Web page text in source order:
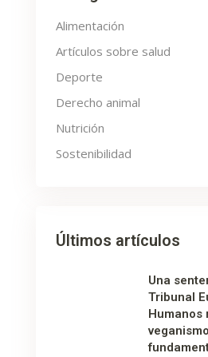
Alimentación
Artículos sobre salud
Deporte
Derecho animal
Nutrición
Sostenibilidad
Últimos artículos
Una
Tribunal
Humanos